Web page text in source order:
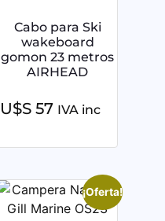
Cabo para Ski
wakeboard
gomon 23 metros
AIRHEAD
U$S 57 IVA inc
¡Oferta!